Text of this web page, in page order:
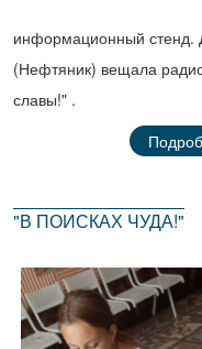
информационный стенд.
(Нефтяник) вещала
славы!" .
"В ПОИСКАХ ЧУДА!"